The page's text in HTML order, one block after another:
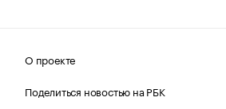
О проекте
Поделиться новостью на РБК